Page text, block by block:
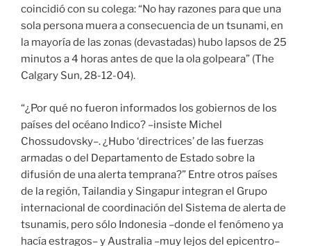
coincidió con su colega: “No hay razones para que una
sola persona muera a consecuencia de un tsunami, en
la mayoría de las zonas (devastadas) hubo lapsos de 25
minutos a 4 horas antes de que la ola golpeara” (The
Calgary Sun, 28-12-04).
“¿Por qué no fueron informados los gobiernos de los
países del océano Indico? –insiste Michel
Chossudovsky–. ¿Hubo ‘directrices’ de las fuerzas
armadas o del Departamento de Estado sobre la
difusión de una alerta temprana?” Entre otros países
de la región, Tailandia y Singapur integran el Grupo
internacional de coordinación del Sistema de alerta de
tsunamis, pero sólo Indonesia –donde el fenómeno ya
hacía estragos– y Australia –muy lejos del epicentro–